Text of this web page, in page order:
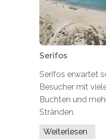
Serifos
Serifos erwartet
Besucher mit
Buchten und
Stränden.
Weiterlesen